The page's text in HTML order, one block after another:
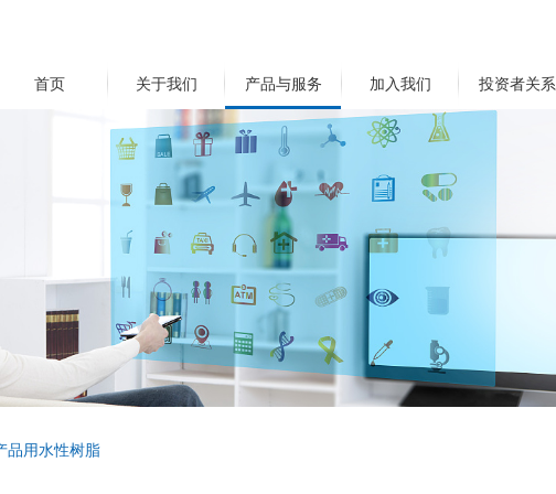
首页 关于我们 产品与服务 加入我们 投资者关系
品用水性树脂